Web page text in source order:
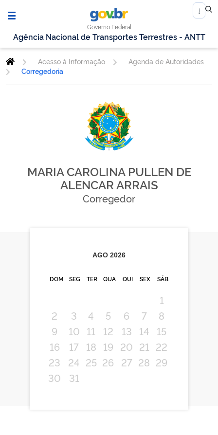
Governo Federal
Agência Nacional de Transportes Terrestres - ANTT
Acesso à Informação
Agenda de Autoridades
Corregedoria
MARIA CAROLINA PULLEN DE
ALENCAR ARRAIS
Corregedor
AGO 2026
DOM SEG TER QUA QUI SEX SÁB
1
2
3 4 5 6 7
8
9
10 11 12 13 14
15
16
17 18 19 20 21
22
23
24 25 26 27 28 29
30
31